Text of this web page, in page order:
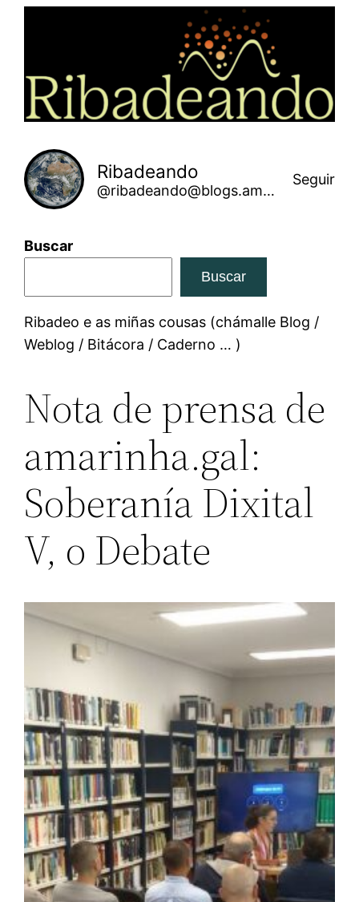
Ribadeando
@ribadeando@blogs.amarinha.gal
Seguir
Buscar
Buscar
Ribadeo e as miñas cousas (chámalle Blog /
Weblog / Bitácora / Caderno … )
Nota de prensa de
amarinha.gal:
Soberanía Dixital
V, o Debate